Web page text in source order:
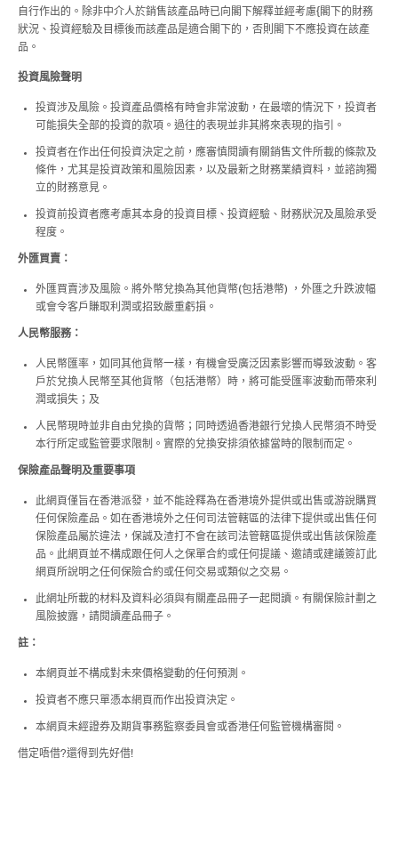
自行作出的。除非中介人於銷售該產品時已向閣下解釋並經考慮{閣下的財務
狀況、投資經驗及目標後而該產品是適合閣下的，否則閣下不應投資在該產
品。
投資風險聲明
投資涉及風險。投資產品價格有時會非常波動，在最壞的情況下，投資者
可能損失全部的投資的款項。過往的表現並非其將來表現的指引。
投資者在作出任何投資決定之前，應審慎閱讀有關銷售文件所載的條款及
條件，尤其是投資政策和風險因素，以及最新之財務業績資料，並諮詢獨
立的財務意見。
投資前投資者應考慮其本身的投資目標、投資經驗、財務狀況及風險承受
程度。
外匯買賣：
外匯買賣涉及風險。將外幣兌換為其他貨幣(包括港幣) ，外匯之升跌波幅
或會令客戶賺取利潤或招致嚴重虧損。
人民幣服務：
人民幣匯率，如同其他貨幣一樣，有機會受廣泛因素影響而導致波動。客
戶於兌換人民幣至其他貨幣（包括港幣）時，將可能受匯率波動而帶來利
潤或損失；及
人民幣現時並非自由兌換的貨幣；同時透過香港銀行兌換人民幣須不時受
本行所定或監管要求限制。實際的兌換安排須依據當時的限制而定。
保險產品聲明及重要事項
此網頁僅旨在香港派發，並不能詮釋為在香港境外提供或出售或游說購買
任何保險產品。如在香港境外之任何司法管轄區的法律下提供或出售任何
保險產品屬於違法，保誠及渣打不會在該司法管轄區提供或出售該保險產
品。此網頁並不構成跟任何人之保單合約或任何提議、邀請或建議簽訂此
網頁所說明之任何保險合約或任何交易或類似之交易。
此網址所載的材料及資料必須與有關產品冊子一起閱讀。有關保險計劃之
風險披露，請閱讀產品冊子。
註：
本網頁並不構成對未來價格變動的任何預測。
投資者不應只單憑本網頁而作出投資決定。
本網頁未經證券及期貨事務監察委員會或香港任何監管機構審閱。
借定唔借?還得到先好借!